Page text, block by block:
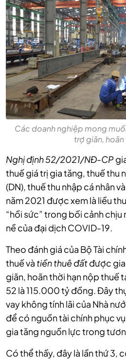
Các doanh nghiệp mong
trợ giãn, hoãn
Nghị định 52/2021/NĐ-CP
thuế giá trị gia tăng, thuế thu
(DN), thuế thu nhập cá nhân
năm 2021 được xem là liều
“hồi sức” trong bối cảnh chịu
nề của đại dịch COVID-19.
Theo đánh giá của Bộ Tài
thuế và tiền thuê đấtđược
giãn, hoãn thời hạn nộp thuế
52 là 115.000 tỷ đồng. Đây
vay không tính lãi của Nhà
để có nguồn tài chính phục
gia tăng nguồn lực trong
Có thể thấy, đây là lần thứ 3,